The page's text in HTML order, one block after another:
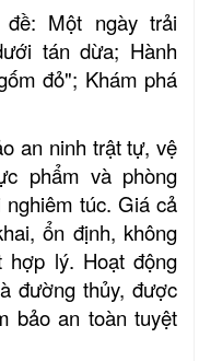
Một ngày trải
tán dừa; Hành
đỏ"; Khám phá
an ninh trật tự, vệ
phẩm và phòng
túc. Giá cả
ổn định, không
hợp lý. Hoạt động
đường thủy, được
bảo an toàn tuyệt